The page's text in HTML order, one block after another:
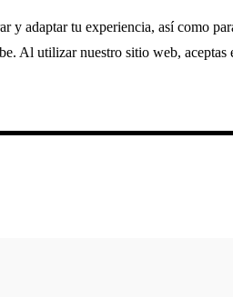
y adaptar tu experiencia, así como
Al utilizar nuestro sitio web,